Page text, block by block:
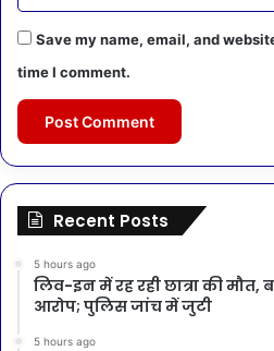
Save my name, email, and
time I comment.
Recent Posts
5 hours ago
लिव-इन में रह रही छात्रा की मौत,
आरोप; पुलिस जांच में जुटी
5 hours ago